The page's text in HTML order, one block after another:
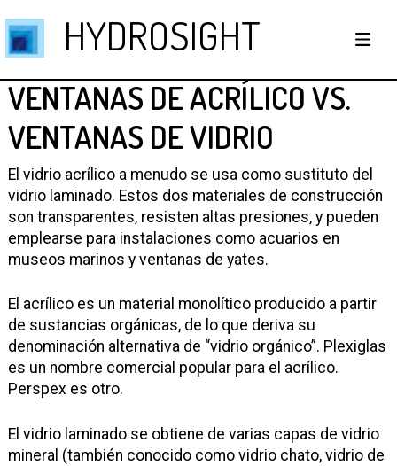
HYDROSIGHT
VENTANAS DE ACRÍLICO VS.
VENTANAS DE VIDRIO
El vidrio acrílico a menudo se usa como sustituto del
vidrio laminado. Estos dos materiales de construcción
son transparentes, resisten altas presiones, y pueden
emplearse para instalaciones como acuarios en
museos marinos y ventanas de yates.
El acrílico es un material monolítico producido a partir
de sustancias orgánicas, de lo que deriva su
denominación alternativa de “vidrio orgánico”. Plexiglas
es un nombre comercial popular para el acrílico.
Perspex es otro.
El vidrio laminado se obtiene de varias capas de vidrio
mineral (también conocido como vidrio chato, vidrio de